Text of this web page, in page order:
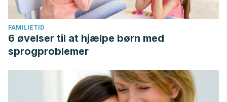
FAMILIETID
6 øvelser til at hjælpe børn med
sprogproblemer